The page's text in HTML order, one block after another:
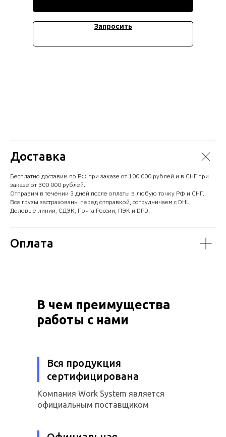
Запросить
Доставка
Бесплатно доставим по РФ при заказе от 100 000 рублей и в СНГ при
заказе от 300 000 рублей.
Отправим в течении 3 дней после оплаты в любую точку РФ и СНГ.
Все грузы застрахованы перед отправкой, сотрудничаем с DHL,
Деловые линии, СДЭК, Почта России, ПЭК и DPD.
Оплата
В чем преимущества
работы с нами
Вся продукция
сертифицирована
Компания Work System является
официальным поставщиком